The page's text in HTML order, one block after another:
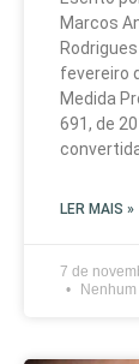
Marcos
fevereiro
Medida
691, de
LER MAIS »
7 de